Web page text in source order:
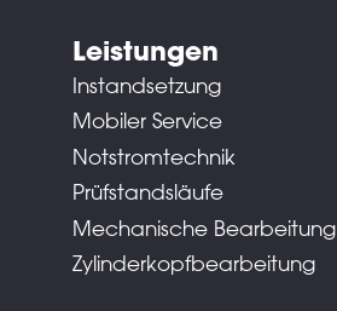
Leistungen
Instandsetzung
Mobiler Service
Notstromtechnik
Prüfstandsläufe
Mechanische Bearbeitung
Zylinderkopfbearbeitung